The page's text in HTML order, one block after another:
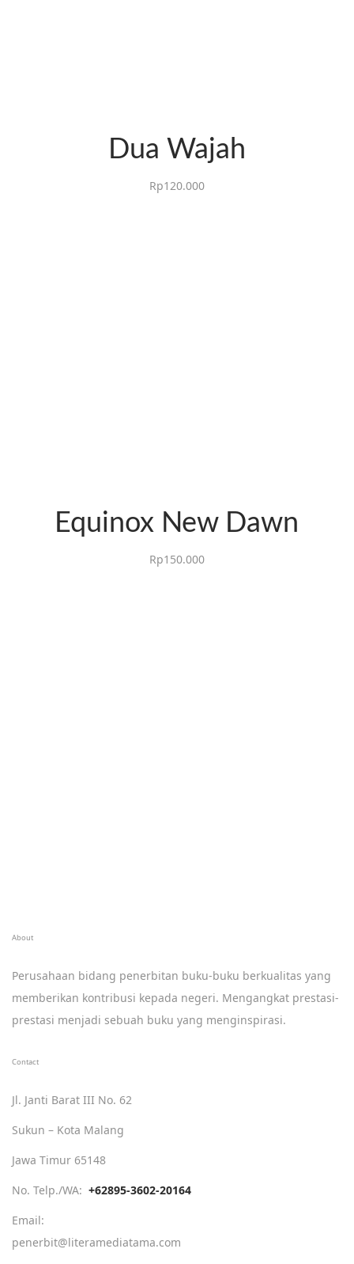
Dua Wajah
Rp120.000
Equinox New Dawn
Rp150.000
About
Perusahaan bidang penerbitan buku-buku berkualitas yang
memberikan kontribusi kepada negeri. Mengangkat prestasi-
prestasi menjadi sebuah buku yang menginspirasi.
Contact
Jl. Janti Barat III No. 62
Sukun – Kota Malang
Jawa Timur 65148
No. Telp./WA: +62895-3602-20164
Email:
penerbit@literamediatama.com